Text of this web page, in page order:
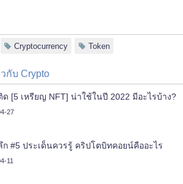
Cryptocurrency Token
วกับ Crypto
ด [5 เหรียญ NFT] น่าใช้ในปี 2022 มีอะไรบ้าง?
27
ก #5 ประเด็นควรรู้ คริปโตบิทคอยน์คืออะไร
11